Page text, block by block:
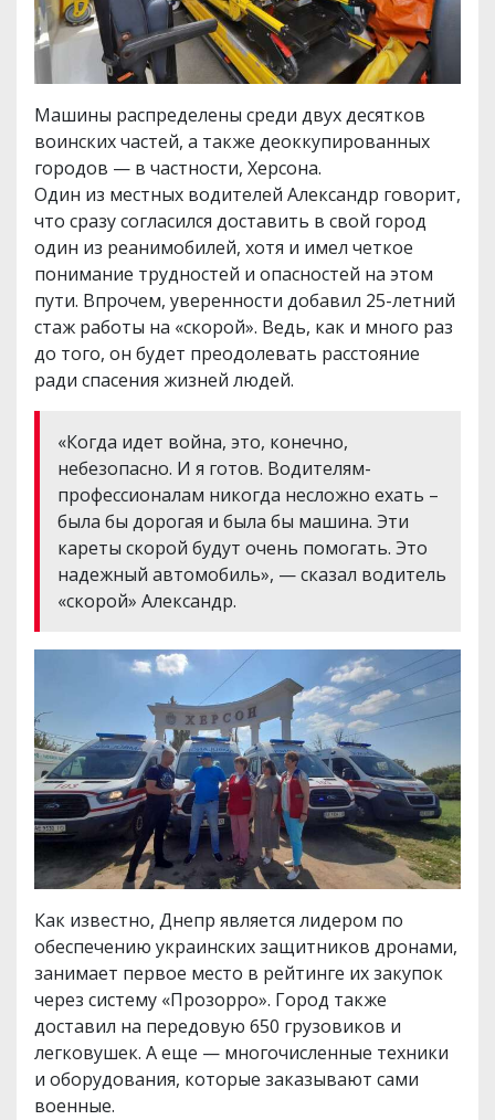
Машины распределены среди двух десятков
воинских частей, а также деоккупированных
городов — в частности, Херсона.
Один из местных водителей Александр говорит,
что сразу согласился доставить в свой город
один из реанимобилей, хотя и имел четкое
понимание трудностей и опасностей на этом
пути. Впрочем, уверенности добавил 25-летний
стаж работы на «скорой». Ведь, как и много раз
до того, он будет преодолевать расстояние
ради спасения жизней людей.
«Когда идет война, это, конечно,
небезопасно. И я готов. Водителям-
профессионалам никогда несложно ехать –
была бы дорогая и была бы машина. Эти
кареты скорой будут очень помогать. Это
надежный автомобиль», — сказал водитель
«скорой» Александр.
Как известно, Днепр является лидером по
обеспечению украинских защитников дронами,
занимает первое место в рейтинге их закупок
через систему «Прозорро». Город также
доставил на передовую 650 грузовиков и
легковушек. А еще — многочисленные техники
и оборудования, которые заказывают сами
военные.